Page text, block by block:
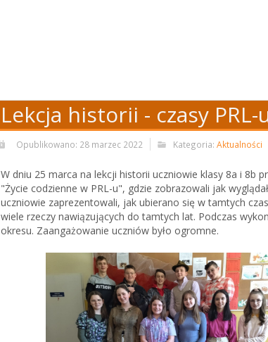
Lekcja historii - czasy PRL-
Opublikowano: 28 marzec 2022 Kategoria: Aktualności
W dniu 25 marca na lekcji historii uczniowie klasy 8a i 8b
"Życie codzienne w PRL-u", gdzie zobrazowali jak
uczniowie zaprezentowali, jak ubierano się w tamtych
wiele rzeczy nawiązujących do tamtych lat. Podczas
okresu. Zaangażowanie uczniów było ogromne.